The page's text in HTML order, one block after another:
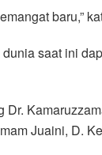
baru,”
saat ini
Juaini, D.